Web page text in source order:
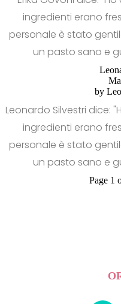
ingredienti erano
personale è stato
un pasto sano e
by
Leonardo Silvestri dice:
ingredienti erano
personale è stato
un pasto sano e
Page 1